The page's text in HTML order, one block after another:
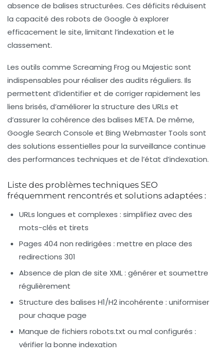
absence de balises structurées. Ces déficits réduisent
la capacité des robots de Google à explorer
efficacement le site, limitant l’indexation et le
classement.
Les outils comme Screaming Frog ou Majestic sont
indispensables pour réaliser des audits réguliers. Ils
permettent d’identifier et de corriger rapidement les
liens brisés, d’améliorer la structure des URLs et
d’assurer la cohérence des balises META. De même,
Google Search Console et Bing Webmaster Tools sont
des solutions essentielles pour la surveillance continue
des performances techniques et de l’état d’indexation.
Liste des problèmes techniques SEO
fréquemment rencontrés et solutions adaptées :
URLs longues et complexes : simplifiez avec des
mots-clés et tirets
Pages 404 non redirigées : mettre en place des
redirections 301
Absence de plan de site XML : générer et soumettre
régulièrement
Structure des balises H1/H2 incohérente : uniformiser
pour chaque page
Manque de fichiers robots.txt ou mal configurés :
vérifier la bonne indexation